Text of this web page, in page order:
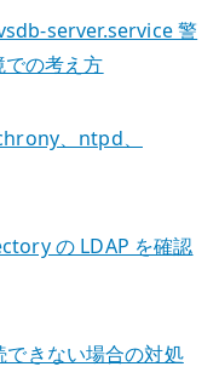
server.service 警
の考え方
、ntpd、
の LDAP を確認
できない場合の対処